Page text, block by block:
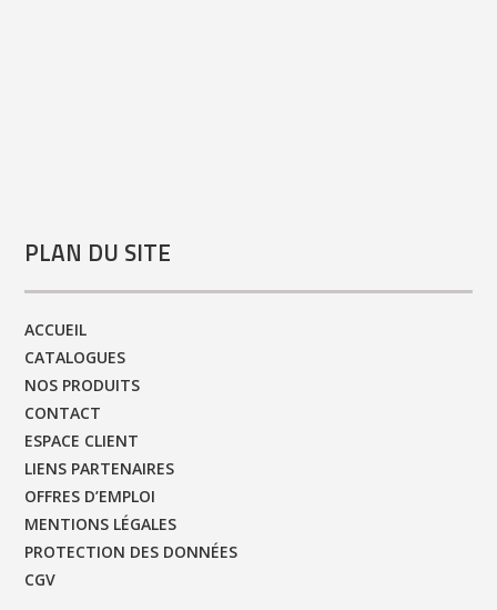
PLAN DU SITE
ACCUEIL
CATALOGUES
NOS PRODUITS
CONTACT
ESPACE CLIENT
LIENS PARTENAIRES
OFFRES D’EMPLOI
MENTIONS LÉGALES
PROTECTION DES DONNÉES
CGV